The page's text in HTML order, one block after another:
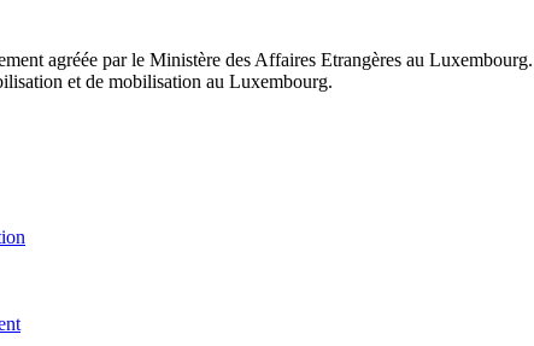
agréée par le Ministère des Affaires Etrangères au
et de mobilisation au Luxembourg.